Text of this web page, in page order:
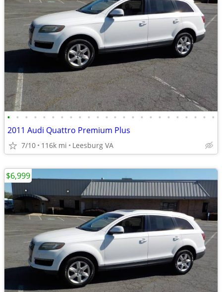
• • • • • • • • • • • • • • • • • • • • • • • •
2011 Audi Quattro Premium Plus
7/10 116k mi Leesburg VA
$6,999